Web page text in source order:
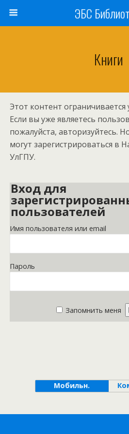
ЭБС
Книги
Этот контент ограничивается
Если вы уже являетесь
пожалуйста, авторизуйтесь.
могут зарегистрироваться в
УлГПУ.
Вход для
пользователей
Имя пользователя или email
Пароль
Запомнить меня
Мобильн.